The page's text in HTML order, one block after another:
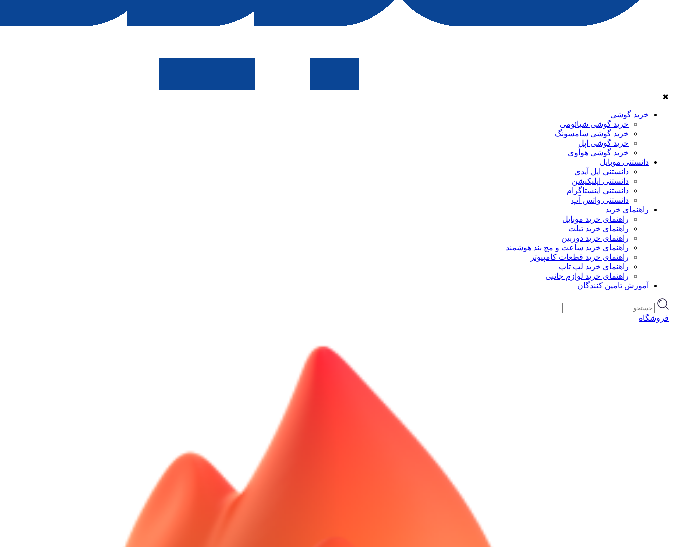
✖
خرید گوشی
خرید گوشی شیائومی
خرید گوشی سامسونگ
خرید گوشی اپل
خرید گوشی هوآوی
دانستنی موبایل
دانستنی اپل آیدی
دانستنی اپلیکیشن
دانستنی اینستاگرام
دانستنی واتس آپ
راهنمای خرید
راهنمای خرید موبایل
راهنمای خرید تبلت
راهنمای خرید دوربین
راهنمای خرید ساعت و مچ بند هوشمند
راهنمای خرید قطعات کامپیوتر
راهنمای خرید لپ تاپ
راهنمای خرید لوازم جانبی
آموزش تامین کنندگان
فروشگاه